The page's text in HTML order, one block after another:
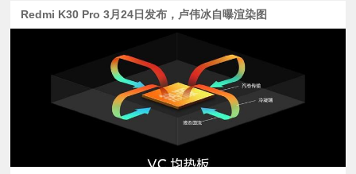
Redmi K30 Pro 3月24日发布，卢伟冰自曝渲染图